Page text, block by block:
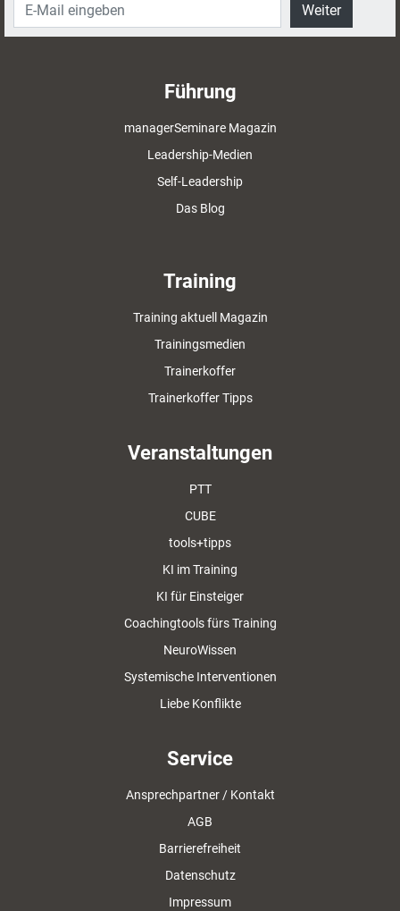
Weiter
Führung
managerSeminare Magazin
Leadership-Medien
Self-Leadership
Das Blog
Training
Training aktuell Magazin
Trainingsmedien
Trainerkoffer
Trainerkoffer Tipps
Veranstaltungen
PTT
CUBE
tools+tipps
KI im Training
KI für Einsteiger
Coachingtools fürs Training
NeuroWissen
Systemische Interventionen
Liebe Konflikte
Service
Ansprechpartner / Kontakt
AGB
Barrierefreiheit
Datenschutz
Impressum